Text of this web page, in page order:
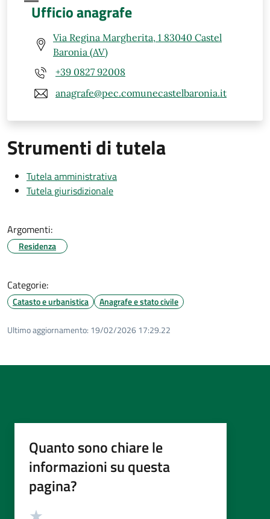
Ufficio anagrafe
Via Regina Margherita, 1 83040 Castel
Baronia (AV)
+39 0827 92008
anagrafe@pec.comunecastelbaronia.it
Strumenti di tutela
Tutela amministrativa
Tutela giurisdizionale
Argomenti:
Residenza
Categorie:
Catasto e urbanistica Anagrafe e stato civile
Ultimo aggiornamento: 19/02/2026 17:29.22
Quanto sono chiare le
informazioni su questa
pagina?
Valutazione